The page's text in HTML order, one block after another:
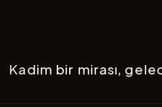
Kadim bir mirası,